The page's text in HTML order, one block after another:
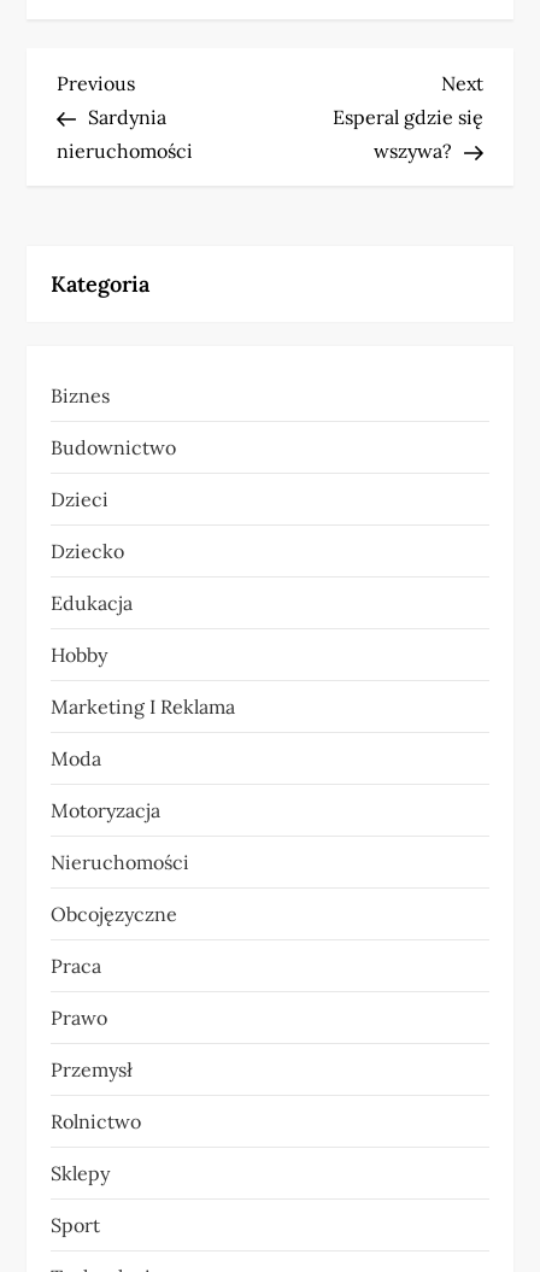
N
a
g
c
j
a
w
p
i
s
u
Previous
Post
Previous
Sardynia
nieruchomości
Next
Post
Next
Esperal gdzie się
wszywa?
Kategoria
Biznes
Budownictwo
Dzieci
Dziecko
Edukacja
Hobby
Marketing I Reklama
Moda
Motoryzacja
Nieruchomości
Obcojęzyczne
Praca
Prawo
Przemysł
Rolnictwo
Sklepy
Sport